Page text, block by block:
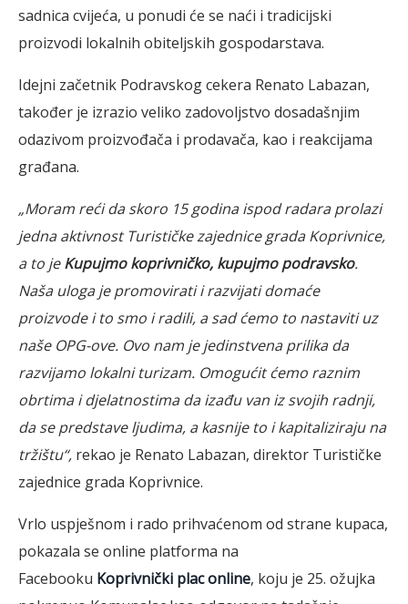
sadnica cvijeća, u ponudi će se naći i tradicijski
proizvodi lokalnih obiteljskih gospodarstava.
Idejni začetnik Podravskog cekera Renato Labazan,
također je izrazio veliko zadovoljstvo dosadašnjim
odazivom proizvođača i prodavača, kao i reakcijama
građana.
„Moram reći da skoro 15 godina ispod radara prolazi
jedna aktivnost Turističke zajednice grada Koprivnice,
a to jeKupujmo koprivničko, kupujmo podravsko.
Naša uloga je promovirati i razvijati domaće
proizvode i to smo i radili, a sad ćemo to nastaviti uz
naše OPG-ove. Ovo nam je jedinstvena prilika da
razvijamo lokalni turizam. Omogućit ćemo raznim
obrtima i djelatnostima da izađu van iz svojih radnji,
da se predstave ljudima, a kasnije to i kapitaliziraju na
tržištu“, rekao je Renato Labazan, direktor Turističke
zajednice grada Koprivnice.
Vrlo uspješnom i rado prihvaćenom od strane kupaca,
pokazala se online platforma na
Facebooku Koprivnički plac online, koju je 25. ožujka